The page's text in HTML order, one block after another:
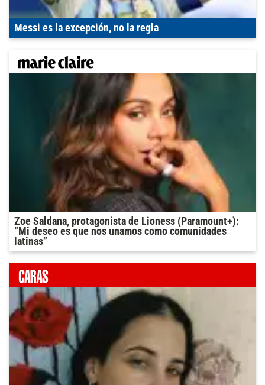
Messi es la excepción, no la regla
Zoe Saldana, protagonista de Lioness (Paramount+):
“Mi deseo es que nos unamos como comunidades
latinas”